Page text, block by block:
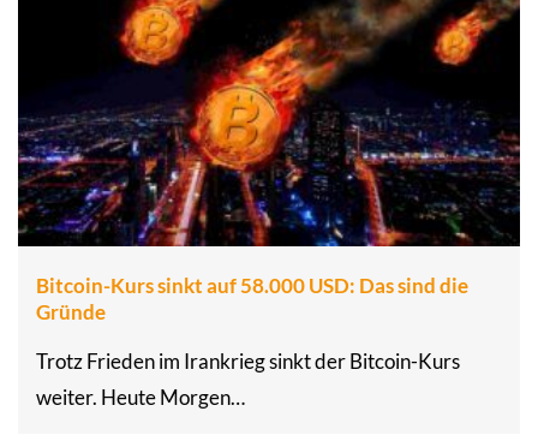
Bitcoin-Kurs sinkt auf 58.000 USD: Das sind die
Gründe
Trotz Frieden im Irankrieg sinkt der Bitcoin-Kurs
weiter. Heute Morgen…